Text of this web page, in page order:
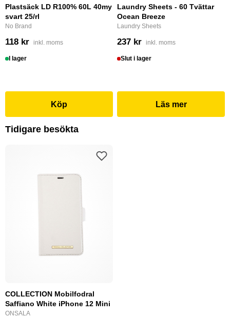
Plastsäck LD R100% 60L 40my
svart 25/rl
No Brand
118 kr inkl. moms
I lager
Köp
Laundry Sheets - 60 Tvättar
Ocean Breeze
Laundry Sheets
237 kr inkl. moms
Slut i lager
Läs mer
Tidigare besökta
COLLECTION Mobilfodral
Saffiano White iPhone 12 Mini
ONSALA